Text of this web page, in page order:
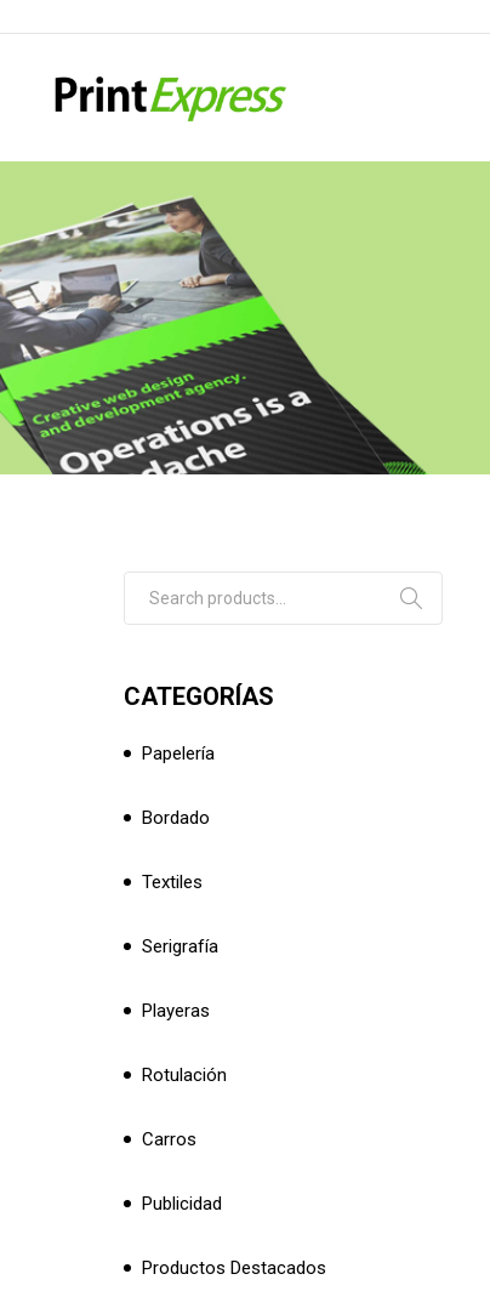
CATEGORÍAS
Papelería
Bordado
Textiles
Serigrafía
Playeras
Rotulación
Carros
Publicidad
Productos Destacados